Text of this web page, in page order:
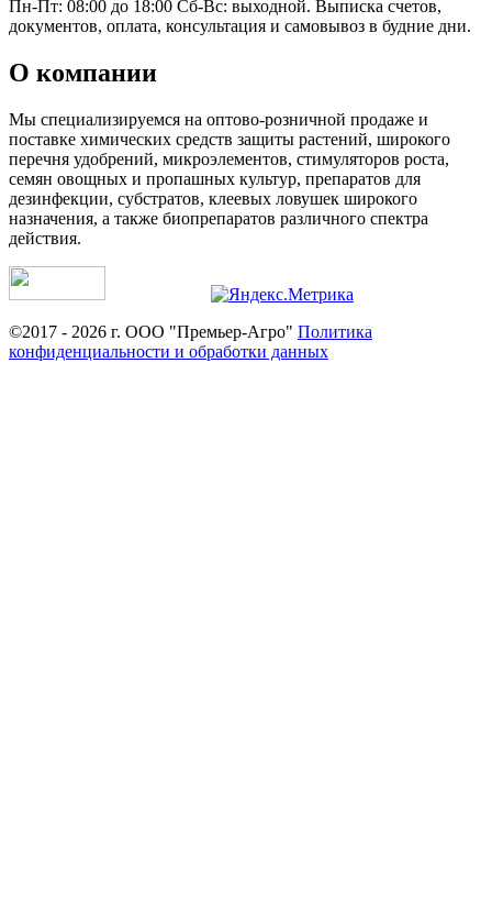
Пн-Пт: 08:00 до 18:00 Сб-Вс: выходной. Выписка счетов,
документов, оплата, консультация и самовывоз в будние дни.
О компании
Мы специализируемся на оптово-розничной продаже и
поставке химических средств защиты растений, широкого
перечня удобрений, микроэлементов, стимуляторов роста,
семян овощных и пропашных культур, препаратов для
дезинфекции, субстратов, клеевых ловушек широкого
назначения, а также биопрепаратов различного спектра
действия.
©2017 - 2026 г. ООО "Премьер-Агро" Политика
конфиденциальности и обработки данных